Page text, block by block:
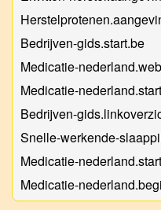
Bedrijven-gids.start.be
Medicatie-
Medicatie-
Bedrijven-
Snelle-werkende-
Medicatie-
Medicatie-